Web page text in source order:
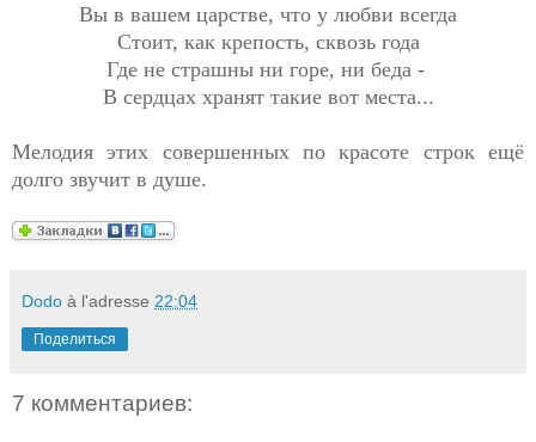
Вы в вашем царстве, что у любви всегда
Стоит, как крепость, сквозь года
Где не страшны ни горе, ни беда -
В сердцах хранят такие вот места...
Мелодия этих совершенных по красоте строк ещё
долго звучит в душе.
Dodo à l'adresse 22:04
Поделиться
7 комментариев: